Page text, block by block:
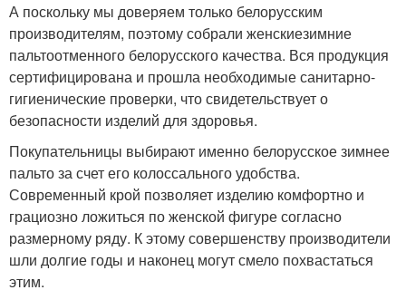
А поскольку мы доверяем только белорусским
производителям, поэтому собрали женскиезимние
пальтоотменного белорусского качества. Вся продукция
сертифицирована и прошла необходимые санитарно-
гигиенические проверки, что свидетельствует о
безопасности изделий для здоровья.
Покупательницы выбирают именно белорусское зимнее
пальто за счет его колоссального удобства.
Современный крой позволяет изделию комфортно и
грациозно ложиться по женской фигуре согласно
размерному ряду. К этому совершенству производители
шли долгие годы и наконец могут смело похвастаться
этим.